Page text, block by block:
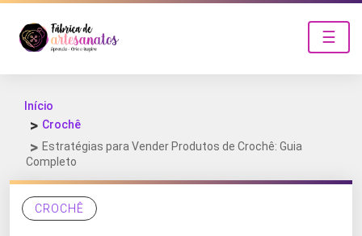
☰
Início
Crochê
Estratégias para Vender Produtos de Crochê: Guia
Completo
CROCHÊ